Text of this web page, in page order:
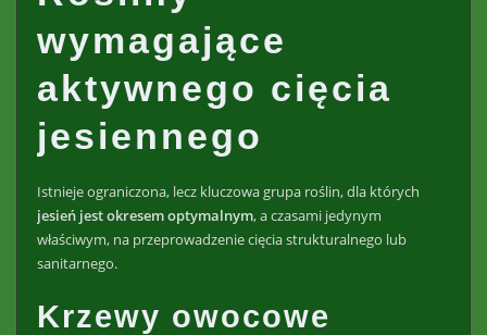
wymagające
aktywnego cięcia
jesiennego
Istnieje ograniczona, lecz kluczowa grupa roślin, dla których
jesień jest okresem optymalnym, a czasami jedynym
właściwym, na przeprowadzenie cięcia strukturalnego lub
sanitarnego.
Krzewy owocowe